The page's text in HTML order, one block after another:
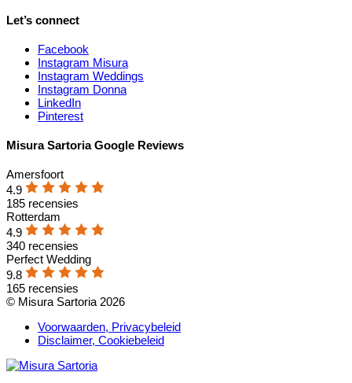
Let’s connect
Facebook
Instagram Misura
Instagram Weddings
Instagram Donna
LinkedIn
Pinterest
Misura Sartoria Google Reviews
Amersfoort
4.9
185 recensies
Rotterdam
4.9
340 recensies
Perfect Wedding
9.8
165 recensies
© Misura Sartoria 2026
Voorwaarden, Privacybeleid
Disclaimer, Cookiebeleid